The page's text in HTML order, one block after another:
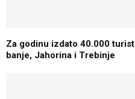
Za godinu izdato 40.000
banje, Jahorina i Trebinje